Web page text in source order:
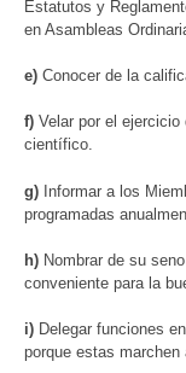
Estatutos y
en Asambleas
e) Conocer de la
f) Velar por el
científico.
g) Informar a los
programadas
h) Nombrar de su
conveniente para la
i) Delegar funciones
porque estas marchen